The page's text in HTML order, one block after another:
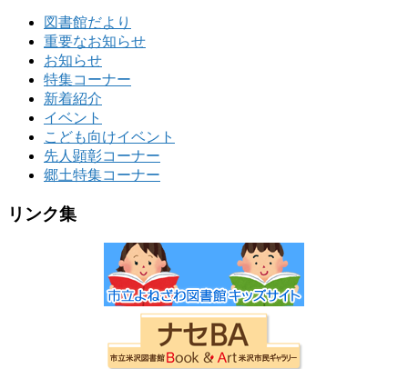
図書館だより
重要なお知らせ
お知らせ
特集コーナー
新着紹介
イベント
こども向けイベント
先人顕彰コーナー
郷土特集コーナー
リンク集